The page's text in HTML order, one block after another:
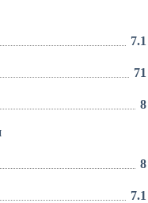
7.1
71
8
8
7.1